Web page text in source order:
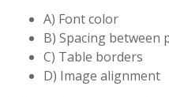
A) Font color
B) Spacing between
C) Table borders
D) Image alignment